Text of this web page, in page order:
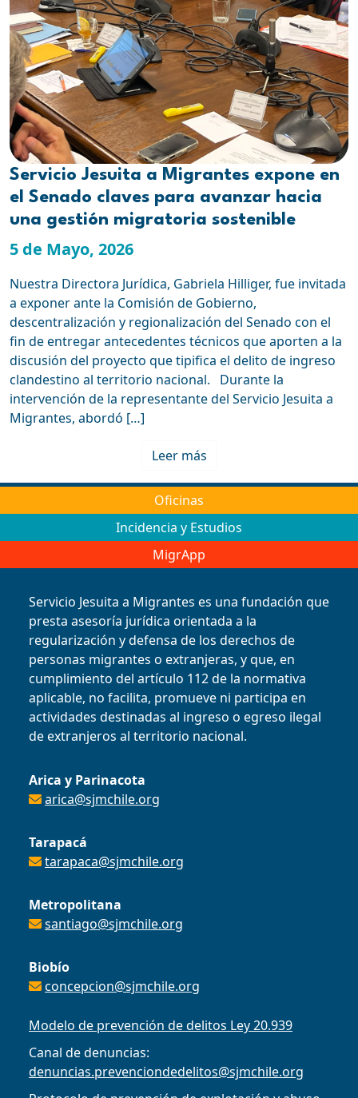
Servicio Jesuita a Migrantes expone en
el Senado claves para avanzar hacia
una gestión migratoria sostenible
5 de Mayo, 2026
Nuestra Directora Jurídica, Gabriela Hilliger, fue invitada
a exponer ante la Comisión de Gobierno,
descentralización y regionalización del Senado con el
fin de entregar antecedentes técnicos que aporten a la
discusión del proyecto que tipifica el delito de ingreso
clandestino al territorio nacional. Durante la
intervención de la representante del Servicio Jesuita a
Migrantes, abordó […]
Leer más
Oficinas
Incidencia y Estudios
MigrApp
Servicio Jesuita a Migrantes es una fundación que
presta asesoría jurídica orientada a la
regularización y defensa de los derechos de
personas migrantes o extranjeras, y que, en
cumplimiento del artículo 112 de la normativa
aplicable, no facilita, promueve ni participa en
actividades destinadas al ingreso o egreso ilegal
de extranjeros al territorio nacional.
Arica y Parinacota
arica@sjmchile.org
Tarapacá
tarapaca@sjmchile.org
Metropolitana
santiago@sjmchile.org
Biobío
concepcion@sjmchile.org
Modelo de prevención de delitos Ley 20.939
Canal de denuncias:
denuncias.prevenciondedelitos@sjmchile.org